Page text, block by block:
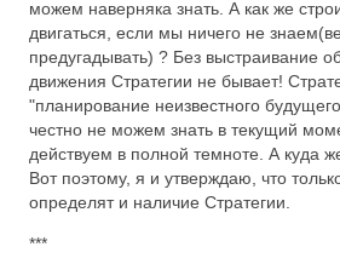
можем наверняка знать. А как же
двигаться, если мы ничего не
предугадывать) ? Без выстраивание
движения Стратегии не бывает!
"планирование неизвестного
честно не можем знать в текущий
действуем в полной темноте. А куда
Вот поэтому, я и утверждаю, что
определят и наличие Стратегии.
***